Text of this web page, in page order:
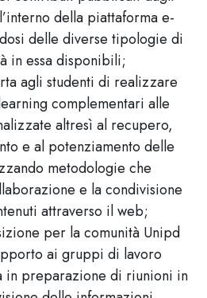
della piattaforma e-
delle diverse tipologie di
in essa disponibili;
agli studenti di realizzare
complementari alle
altresì al recupero,
e al potenziamento delle
metodologie che
e la condivisione
attraverso il web;
per la comunità Unipd
ai gruppi di lavoro
in preparazione di riunioni in